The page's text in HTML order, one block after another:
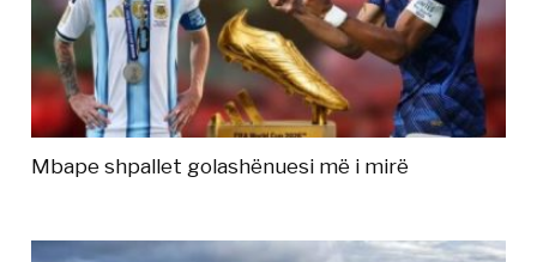
Mbape shpallet golashënuesi më i mirë